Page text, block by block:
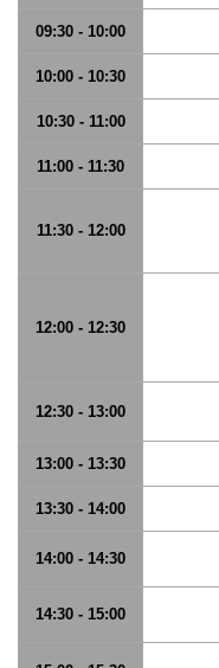
09:30 - 10:00
10:00 - 10:30
10:30 - 11:00
11:00 - 11:30
11:30 - 12:00
12:00 - 12:30
12:30 - 13:00
13:00 - 13:30
13:30 - 14:00
14:00 - 14:30
14:30 - 15:00